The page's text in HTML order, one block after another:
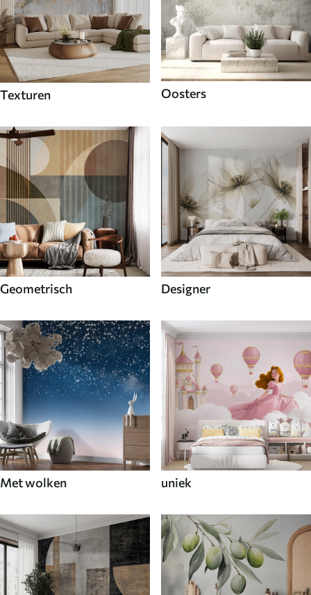
Texturen Oosters
Geometrisch Designer
Met wolken uniek